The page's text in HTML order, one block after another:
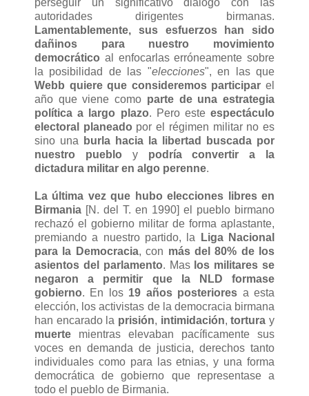
autoridades dirigentes birmanas.
Lamentablemente, sus esfuerzos han sido
dañinos para nuestro movimiento
democrático al enfocarlas erróneamente sobre
la posibilidad de las "elecciones", en las que
Webb quiere que consideremos participar el
año que viene como parte de una estrategia
política a largo plazo. Pero este espectáculo
electoral planeado por el régimen militar no es
sino una
burla hacia la libertad buscada por
nuestro pueblo y podría convertir a la
dictadura militar en algo perenne.
La última vez que hubo elecciones libres en
Birmania [N. del T. en 1990] el pueblo birmano
rechazó el gobierno militar de forma aplastante,
premiando a nuestro partido, la
Liga Nacional
para la Democracia, con más del 80% de los
asientos del parlamento. Mas los militares se
negaron a permitir que la NLD formase
gobierno. En los 19 años posteriores a esta
elección, los activistas de la democracia birmana
han encarado la prisión, intimidación,tortura y
muerte mientras elevaban pacíficamente sus
voces en demanda de justicia, derechos tanto
individuales como para las etnias, y una forma
democrática de gobierno que representase a
todo el pueblo de Birmania.